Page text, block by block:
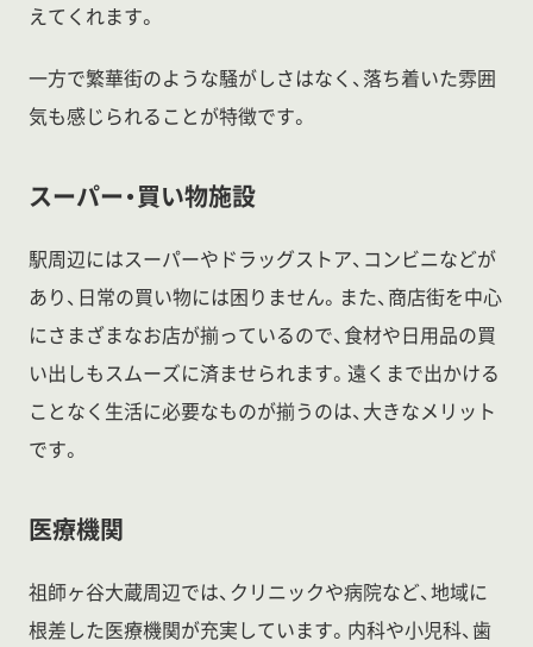
えてくれます。
一方で繁華街のような騒がしさはなく、落ち着いた雰囲
気も感じられることが特徴です。
スーパー・買い物施設
駅周辺にはスーパーやドラッグストア、コンビニなどが
あり、日常の買い物には困りません。また、商店街を中心
にさまざまなお店が揃っているので、食材や日用品の買
い出しもスムーズに済ませられます。遠くまで出かける
ことなく生活に必要なものが揃うのは、大きなメリット
です。
医療機関
祖師ヶ谷大蔵周辺では、クリニックや病院など、地域に
根差した医療機関が充実しています。内科や小児科、歯